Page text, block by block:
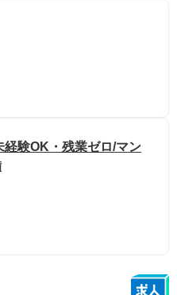
経験OK・残業ゼロ/マン